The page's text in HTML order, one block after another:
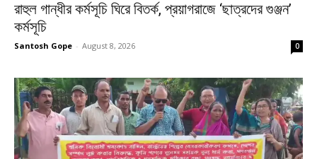
রাহুল গান্ধীর কর্মসূচি ঘিরে বিতর্ক, প্রয়াগরাজে ‘ছাত্রদের গুঞ্জন’
কর্মসূচি
Santosh Gope - August 8, 2026 0